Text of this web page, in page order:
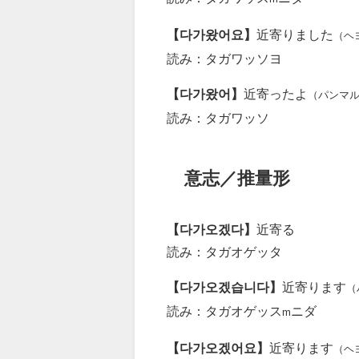
【다가왔어요】 近寄りました （ヘ
読み：タガワッソヨ
【다가왔어】 近寄ったよ （パンマル
読み：タガワッソ
意志／推量形
【다가오겠다】 近寄る
読み：タガオゲッタ
【다가오겠습니다】 近寄ります
読み：タガオゲッスmニダ
【다가오겠어요】 近寄ります （ヘ